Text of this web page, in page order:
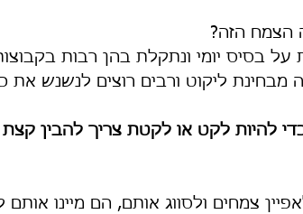
הצמח הזה?
בסיס יומי ונתקלת בהן רבות
מבחינת ליקוט ורבים רוצים לנשנש
להיות לקט או לקטת צריך להבין קצת
צמחים ולסווג אותם, הם מיינו